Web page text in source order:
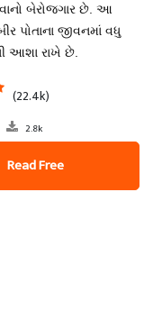
બેરોજગાર છે. આ
પોતાના જીવનમાં વધુ
આશા રાખે છે.
(22.4k)
2.8k
Read Free